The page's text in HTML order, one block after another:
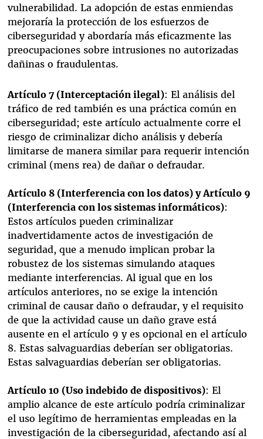
vulnerabilidad. La adopción de estas enmiendas
mejoraría la protección de los esfuerzos de
ciberseguridad y abordaría más eficazmente las
preocupaciones sobre intrusiones no autorizadas
dañinas o fraudulentas.
Artículo 7 (Interceptación ilegal): El análisis del
tráfico de red también es una práctica común en
ciberseguridad; este artículo actualmente corre el
riesgo de criminalizar dicho análisis y debería
limitarse de manera similar para requerir intención
criminal (mens rea) de dañar o defraudar.
Artículo 8 (Interferencia con los datos) y Artículo 9
(Interferencia con los sistemas informáticos):
Estos artículos pueden criminalizar
inadvertidamente actos de investigación de
seguridad, que a menudo implican probar la
robustez de los sistemas simulando ataques
mediante interferencias. Al igual que en los
artículos anteriores, no se exige la intención
criminal de causar daño o defraudar, y el requisito
de que la actividad cause un daño grave está
ausente en el artículo 9 y es opcional en el artículo
8. Estas salvaguardias deberían ser obligatorias.
Estas salvaguardias deberían ser obligatorias.
Artículo 10 (Uso indebido de dispositivos): El
amplio alcance de este artículo podría criminalizar
el uso legítimo de herramientas empleadas en la
investigación de la ciberseguridad, afectando así al